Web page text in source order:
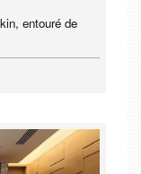
entouré de